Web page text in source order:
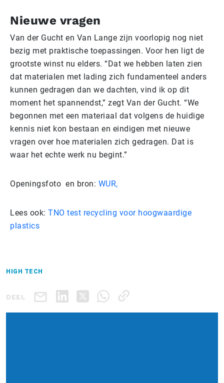
Nieuwe vragen
Van der Gucht en Van Lange zijn voorlopig nog niet
bezig met praktische toepassingen. Voor hen ligt de
grootste winst nu elders. “Dat we hebben laten zien
dat materialen met lading zich fundamenteel anders
kunnen gedragen dan we dachten, vind ik op dit
moment het spannendst,” zegt Van der Gucht. “We
begonnen met een materiaal dat volgens de huidige
kennis niet kon bestaan en eindigen met nieuwe
vragen over hoe materialen zich gedragen. Dat is
waar het echte werk nu begint.”
Openingsfoto en bron: WUR,
Lees ook: TNO test recycling voor hoogwaardige
plastics
HIGH TECH
DEEL